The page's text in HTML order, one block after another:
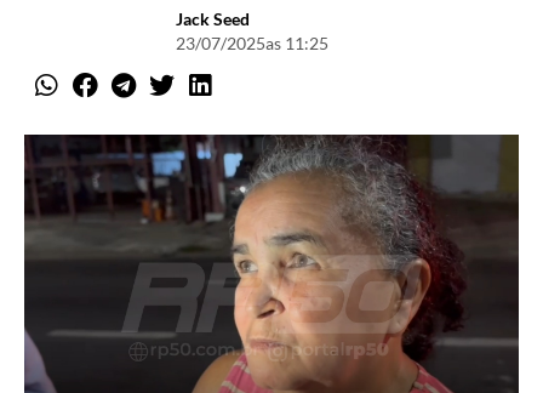
Jack Seed
23/07/2025as 11:25